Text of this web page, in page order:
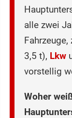
alle zwei
3,5 t), Lkw
vorstellig
Woher